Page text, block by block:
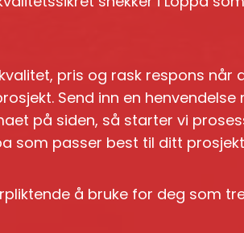
pris og rask respons når
Send inn en henvendelse
på siden, så starter vi
som passer best til ditt
å bruke for deg som